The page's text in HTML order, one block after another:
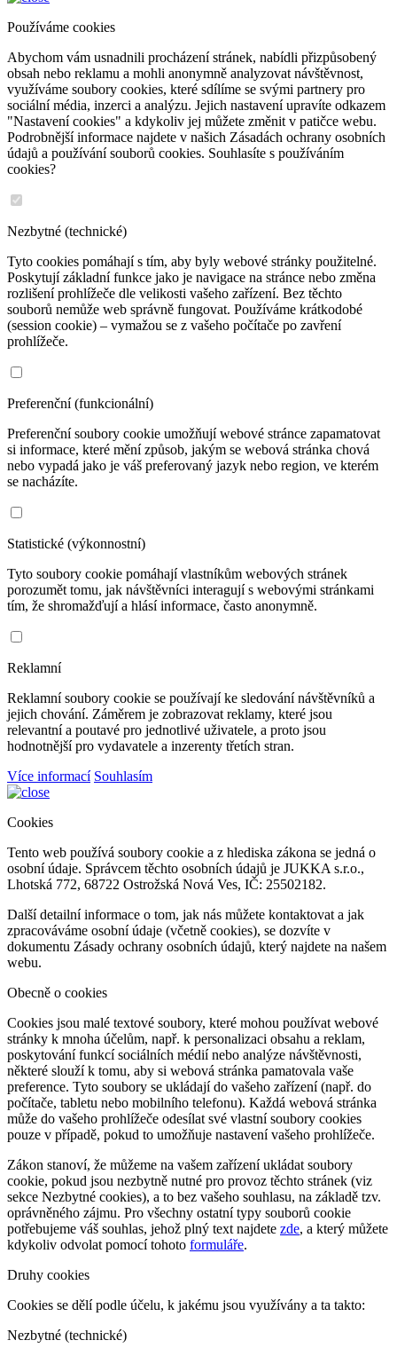
Používáme cookies
Abychom vám usnadnili procházení stránek, nabídli přizpůsobený
obsah nebo reklamu a mohli anonymně analyzovat návštěvnost,
využíváme soubory cookies, které sdílíme se svými partnery pro
sociální média, inzerci a analýzu. Jejich nastavení upravíte odkazem
"Nastavení cookies" a kdykoliv jej můžete změnit v patičce webu.
Podrobnější informace najdete v našich Zásadách ochrany osobních
údajů a používání souborů cookies. Souhlasíte s používáním
cookies?
Nezbytné (technické)
Tyto cookies pomáhají s tím, aby byly webové stránky použitelné.
Poskytují základní funkce jako je navigace na stránce nebo změna
rozlišení prohlížeče dle velikosti vašeho zařízení. Bez těchto
souborů nemůže web správně fungovat. Používáme krátkodobé
(session cookie) – vymažou se z vašeho počítače po zavření
prohlížeče.
Preferenční (funkcionální)
Preferenční soubory cookie umožňují webové stránce zapamatovat
si informace, které mění způsob, jakým se webová stránka chová
nebo vypadá jako je váš preferovaný jazyk nebo region, ve kterém
se nacházíte.
Statistické (výkonnostní)
Tyto soubory cookie pomáhají vlastníkům webových stránek
porozumět tomu, jak návštěvníci interagují s webovými stránkami
tím, že shromažďují a hlásí informace, často anonymně.
Reklamní
Reklamní soubory cookie se používají ke sledování návštěvníků a
jejich chování. Záměrem je zobrazovat reklamy, které jsou
relevantní a poutavé pro jednotlivé uživatele, a proto jsou
hodnotnější pro vydavatele a inzerenty třetích stran.
Více informací Souhlasím
Cookies
Tento web používá soubory cookie a z hlediska zákona se jedná o
osobní údaje. Správcem těchto osobních údajů je JUKKA s.r.o.,
Lhotská 772, 68722 Ostrožská Nová Ves, IČ: 25502182.
Další detailní informace o tom, jak nás můžete kontaktovat a jak
zpracováváme osobní údaje (včetně cookies), se dozvíte v
dokumentu Zásady ochrany osobních údajů, který najdete na našem
webu.
Obecně o cookies
Cookies jsou malé textové soubory, které mohou používat webové
stránky k mnoha účelům, např. k personalizaci obsahu a reklam,
poskytování funkcí sociálních médií nebo analýze návštěvnosti,
některé slouží k tomu, aby si webová stránka pamatovala vaše
preference. Tyto soubory se ukládají do vašeho zařízení (např. do
počítače, tabletu nebo mobilního telefonu). Každá webová stránka
může do vašeho prohlížeče odesílat své vlastní soubory cookies
pouze v případě, pokud to umožňuje nastavení vašeho prohlížeče.
Zákon stanoví, že můžeme na vašem zařízení ukládat soubory
cookie, pokud jsou nezbytně nutné pro provoz těchto stránek (viz
sekce Nezbytné cookies), a to bez vašeho souhlasu, na základě tzv.
oprávněného zájmu. Pro všechny ostatní typy souborů cookie
potřebujeme váš souhlas, jehož plný text najdete zde, a který můžete
kdykoliv odvolat pomocí tohoto formuláře.
Druhy cookies
Cookies se dělí podle účelu, k jakému jsou využívány a ta takto:
Nezbytné (technické)